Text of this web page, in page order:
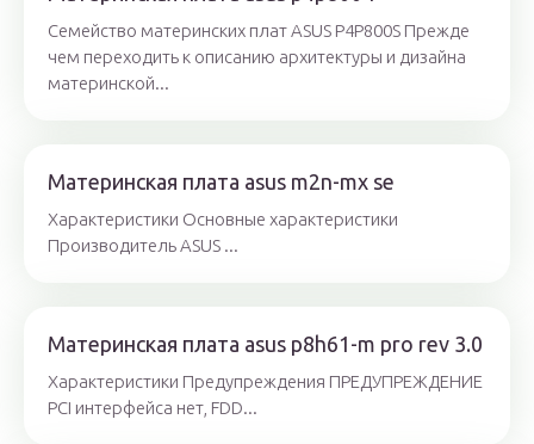
Семейство материнских плат ASUS P4P800S Прежде
чем переходить к описанию архитектуры и дизайна
материнской...
Материнская плата asus m2n-mx se
Характеристики Основные характеристики
Производитель ASUS ...
Материнская плата asus p8h61-m pro rev 3.0
Характеристики Предупреждения ПРЕДУПРЕЖДЕНИЕ
PCI интерфейса нет, FDD...